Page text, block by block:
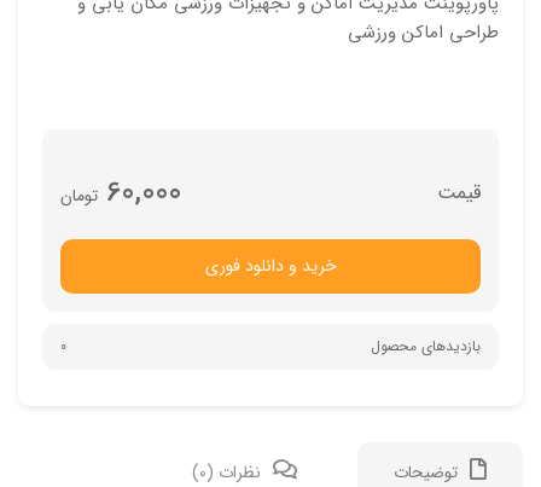
طراحی اماکن ورزشی
تومان 60,000
خرید و دانلود فوری
بازدیدهای محصول 0
توضیحات نظرات (0)